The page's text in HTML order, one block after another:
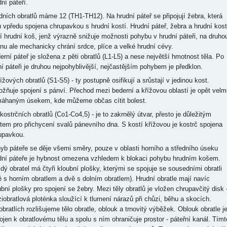
páteří.
obratlů máme 12 (TH1-TH12). Na hrudní páteř se připojují žebra, která
vpředu spojena chrupavkou s hrudní kostí. Hrudní páteř, žebra a hrudní kost
hrudní koš, jenž výrazně snižuje možnosti pohybu v hrudní páteři, na
ale mechanicky chrání srdce, plíce a velké hrudní cévy.
páteř je složena z pěti obratlů (L1-L5) a nese největší hmotnost těla. Po
páteři je druhou nejpohyblivější, nejčastějším pohybem je předklon.
obratlů (S1-S5) - ty postupně osifikují a srůstají v jedinou kost.
spojení s pánví. Přechod mezi bederní a křížovou oblastí je opět
úsekem, kde můžeme občas cítit bolest.
obratlů (Co1-Co4,5) - je to zakrnělý útvar, přesto je důležitým
pro přichycení svalů pánevního dna. S kostí křížovou je kostrč spojena
páteře se děje všemi směry, pouze v oblasti horního a středního úseku
páteře je hybnost omezena vzhledem k blokaci pohybu hrudním košem.
obratel má čtyři kloubní plošky, kterými se spojuje se sousedními obratli
s horním obratlem a dvě s dolním obratlem). Hrudní obratle mají navíc
plošky pro spojení se žebry. Mezi těly obratlů je vložen chrupavčitý disk
ploténka sloužící k tlumení nárazů při chůzi, běhu a skocích.
rozlišujeme tělo obratle, oblouk a trnovitý výběžek. Oblouk obratle je
k obratlovému tělu a spolu s ním ohraničuje prostor - páteřní kanál.